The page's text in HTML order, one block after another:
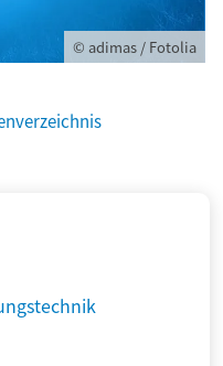
© adimas / Fotolia